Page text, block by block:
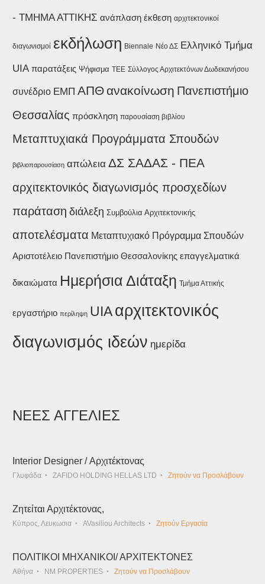
- ΤΜΗΜΑ ΑΤΤΙΚΗΣ ανάπλαση έκθεση αρχιτεκτονικοί
διαγωνισμοί εκδήλωση Biennale Νέο ΔΣ Ελληνικό Τμήμα
UIA παρατάξεις Ψήφισμα ΤΕΕ Σύλλογος Αρχιτεκτόνων Δωδεκανήσου
συνέδριο ΕΜΠ ΑΠΘ ανακοίνωση Πανεπιστήμιο
Θεσσαλίας πρόσκληση παρουσίαση βιβλίου
Μεταπτυχιακά Προγράμματα Σπουδών
βιβλιοπαρουσίαση απώλεια ΔΣ ΣΑΔΑΣ - ΠΕΑ
αρχιτεκτονικός διαγωνισμός προσχεδίων
παράταση διάλεξη Συμβούλια Αρχιτεκτονικής
αποτελέσματα Μεταπτυχιακό Πρόγραμμα Σπουδών
Αριστοτέλειο Πανεπιστήμιο Θεσσαλονίκης επαγγελματικά
δικαιώματα Ημερήσια Διάταξη Τμήμα Αττικής
εργαστήριο περίληψη UIA αρχιτεκτονικός
διαγωνισμός ιδεών ημερίδα
ΝΕΕΣ ΑΓΓΕΛΙΕΣ
Interior Designer / Αρχιτέκτονας
Γλυφάδα ZAFIDO HOLDING HELLAS LTD Ζητούν να Προσλάβουν
Ζητείται Αρχιτέκτονας,
Κύπρος, Λευκωσια AVasiliou Architects Ζητούν Εργασία
ΠΟΛΙΤΙΚΟΙ ΜΗΧΑΝΙΚΟΙ/ ΑΡΧΙΤΕΚΤΟΝΕΣ
Αθήνα NM PROPERTIES Ζητούν να Προσλάβουν